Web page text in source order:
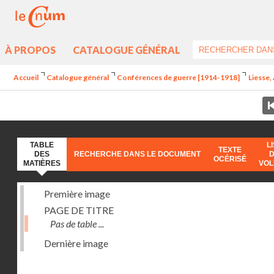
À PROPOS CATALOGUE GÉNÉRAL
Accueil Catalogue général Conférences de guerre [1914-1918]
TABLE
DES
MATIÈRES
RECHERCHE DANS LE DOCUMENT
TEXTE
OCÉRISÉ
Première image
PAGE DE TITRE
Pas de table ...
Dernière image